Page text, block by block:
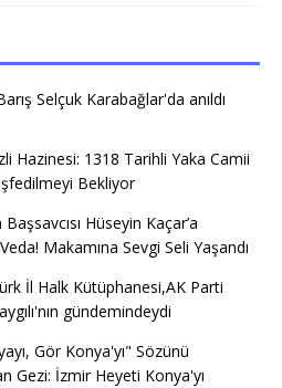
Selçuk Karabağlar'da anıldı
Hazinesi: 1318 Tarihli Yaka Camii
Bekliyor
Hüseyin Kaçar’a
Makamına Sevgi Seli Yaşandı
İl Halk Kütüphanesi,AK Parti
gündemindeydi
Gör Konya'yı" Sözünü
Gezi: İzmir Heyeti Konya'yı